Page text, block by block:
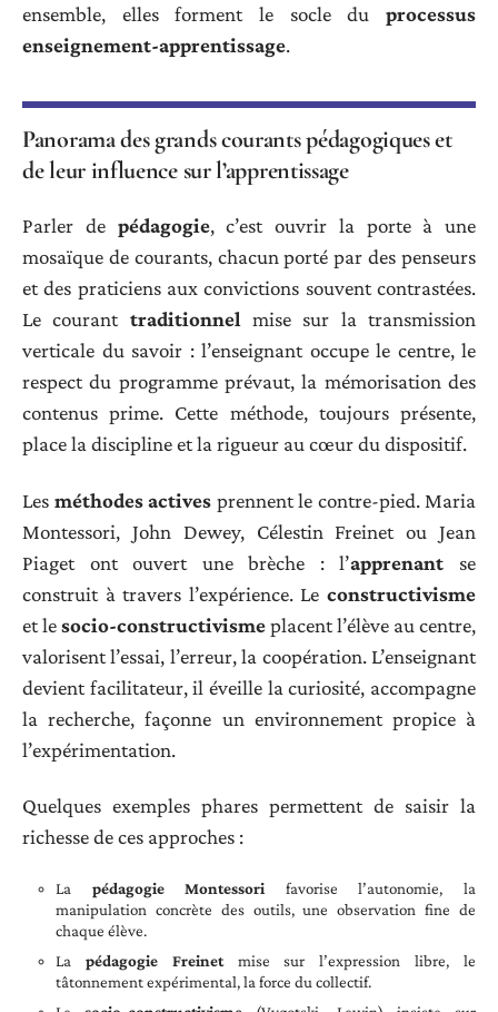
ensemble, elles forment le socle du processus
enseignement-apprentissage.
Panorama des grands courants pédagogiques et
de leur influence sur l’apprentissage
Parler de pédagogie, c’est ouvrir la porte à une
mosaïque de courants, chacun porté par des penseurs
et des praticiens aux convictions souvent contrastées.
Le courant traditionnelmise sur la transmission
verticale du savoir : l’enseignant occupe le centre, le
respect du programme prévaut, la mémorisation des
contenus prime. Cette méthode, toujours présente,
place la discipline et la rigueur au cœur du dispositif.
Les méthodes actives prennent le contre-pied. Maria
Montessori, John Dewey, Célestin Freinet ou Jean
Piaget ont ouvert une brèche : l’apprenant se
construit à travers l’expérience. Le constructivisme
et lesocio-constructivismeplacent l’élève au centre,
valorisent l’essai, l’erreur, la coopération. L’enseignant
devient facilitateur, il éveille la curiosité, accompagne
la recherche, façonne un environnement propice à
l’expérimentation.
Quelques exemples phares permettent de saisir la
richesse de ces approches :
La pédagogie Montessori favorise l’autonomie, la
manipulation concrète des outils, une observation fine de
chaque élève.
La pédagogie Freinetmise sur l’expression libre, le
tâtonnement expérimental, la force du collectif.